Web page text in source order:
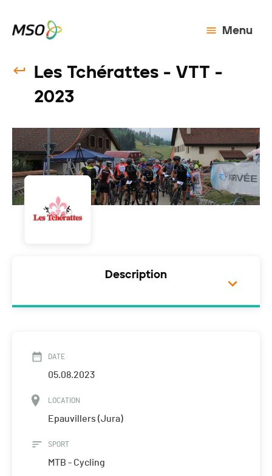
Menu
Les Tchérattes - VTT -
2023
Description
DATE
05.08.2023
LOCATION
Epauvillers (Jura)
SPORT
MTB - Cycling